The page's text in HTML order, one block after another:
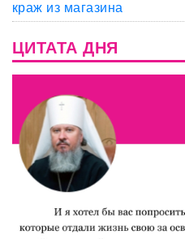
краж из магазина
ЦИТАТА ДНЯ